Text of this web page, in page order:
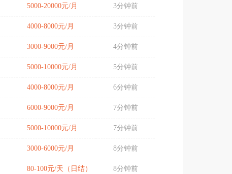
5000-20000元/月 3分钟前
4000-8000元/月 3分钟前
3000-9000元/月 4分钟前
5000-10000元/月 5分钟前
4000-8000元/月 6分钟前
6000-9000元/月 7分钟前
5000-10000元/月 7分钟前
3000-6000元/月 8分钟前
80-100元/天（日结） 8分钟前